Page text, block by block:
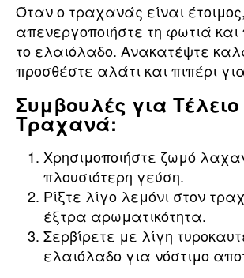
Όταν ο τραχανάς είναι έτοιμος,
απενεργοποιήστε τη φωτιά
το ελαιόλαδο. Ανακατέψτε
προσθέστε αλάτι και πιπέρι
Συμβουλές για Τέλειο
Τραχανά:
Χρησιμοποιήστε ζωμό
πλουσιότερη γεύση.
Ρίξτε λίγο λεμόνι στον
έξτρα αρωματικότητα.
Σερβίρετε με λίγη
ελαιόλαδο για νόστιμο